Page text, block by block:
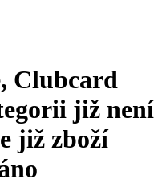
Clubcard
již není
již zboží